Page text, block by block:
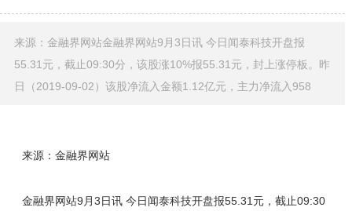
来源：金融界网站金融界网站9月3日讯 今日闻泰科技开盘报
55.31元，截止09:30分，该股涨10%报55.31元，封上涨停板。昨
日（2019-09-02）该股净流入金额1.12亿元，主力净流入958
来源：金融界网站
金融界网站9月3日讯 今日闻泰科技开盘报55.31元，截止09:30